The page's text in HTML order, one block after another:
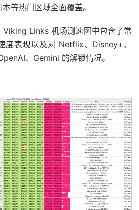
等热门区域全面覆盖。
Viking Links 机场测速图中包含了常
度表现以及对 Netflix、Disney+、
、Gemini 的解锁情况。